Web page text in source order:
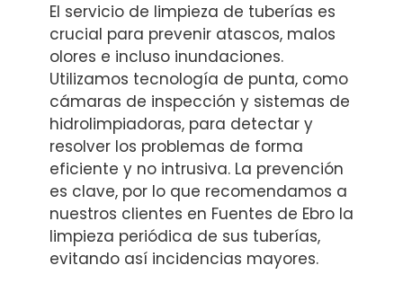
El servicio de limpieza de tuberías es
crucial para prevenir atascos, malos
olores e incluso inundaciones.
Utilizamos tecnología de punta, como
cámaras de inspección y sistemas de
hidrolimpiadoras, para detectar y
resolver los problemas de forma
eficiente y no intrusiva. La prevención
es clave, por lo que recomendamos a
nuestros clientes en Fuentes de Ebro la
limpieza periódica de sus tuberías,
evitando así incidencias mayores.